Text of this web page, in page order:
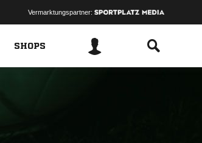
Vermarktungspartner:
SHOPS